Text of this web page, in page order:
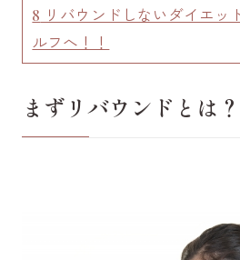
8 リバウンドしないダイエッ
ルフへ！！
まずリバウンドとは？